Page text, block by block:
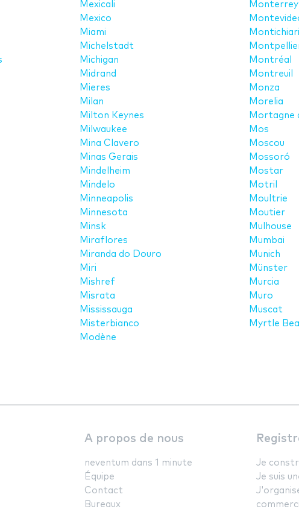
Mexicali
Mexico
Miami
Michelstadt
Michigan
Midrand
Mieres
Milan
Milton Keynes
Milwaukee
Mina Clavero
Minas Gerais
Mindelheim
Mindelo
Minneapolis
Minnesota
Minsk
Miraflores
Miranda do Douro
Miri
Mishref
Misrata
Mississauga
Misterbianco
Modène
Monterrey
Montichiari
Montréal
Montreuil
Monza
Morelia
Mortagne
Mos
Moscou
Mossoró
Mostar
Motril
Moultrie
Moutier
Mulhouse
Mumbai
Munich
Münster
Murcia
Muro
Muscat
Myrtle
A propos de nous
neventum dans 1 minute
Équipe
Contact
Bureaux
Je
Je suis